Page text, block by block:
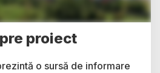
proiect
o sursă de informare